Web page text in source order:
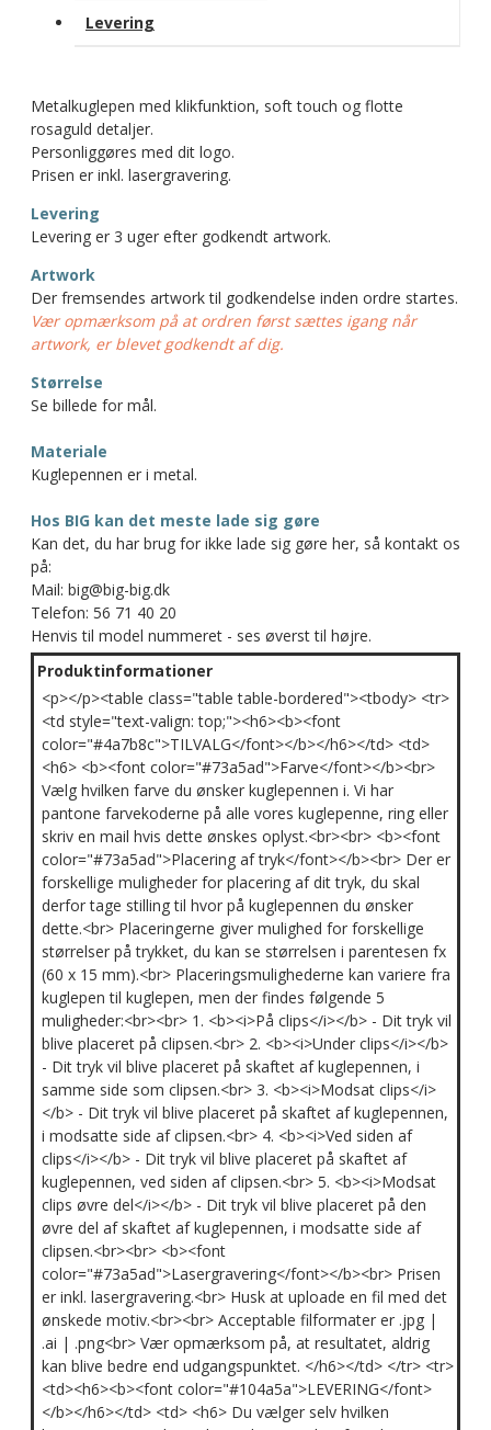
Levering
Metalkuglepen med klikfunktion, soft touch og flotte
rosaguld detaljer.
Personliggøres med dit logo.
Prisen er inkl. lasergravering.
Levering
Levering er 3 uger efter godkendt artwork.
Artwork
Der fremsendes artwork til godkendelse inden ordre startes.
Vær opmærksom på at ordren først sættes igang når
artwork, er blevet godkendt af dig.
Størrelse
Se billede for mål.
Materiale
Kuglepennen er i metal.
Hos BIG kan det meste lade sig gøre
Kan det, du har brug for ikke lade sig gøre her, så kontakt os
på:
Mail: big@big-big.dk
Telefon: 56 71 40 20
Henvis til model nummeret - ses øverst til højre.
Produktinformationer
<p></p><table class="table table-bordered"><tbody> <tr>
<td style="text-valign: top;"><h6><b><font
color="#4a7b8c">TILVALG</font></b></h6></td> <td>
<h6> <b><font color="#73a5ad">Farve</font></b><br>
Vælg hvilken farve du ønsker kuglepennen i. Vi har
pantone farvekoderne på alle vores kuglepenne, ring eller
skriv en mail hvis dette ønskes oplyst.<br><br> <b><font
color="#73a5ad">Placering af tryk</font></b><br> Der er
forskellige muligheder for placering af dit tryk, du skal
derfor tage stilling til hvor på kuglepennen du ønsker
dette.<br> Placeringerne giver mulighed for forskellige
størrelser på trykket, du kan se størrelsen i parentesen fx
(60 x 15 mm).<br> Placeringsmulighederne kan variere fra
kuglepen til kuglepen, men der findes følgende 5
muligheder:<br><br> 1. <b><i>På clips</i></b> - Dit tryk vil
blive placeret på clipsen.<br> 2. <b><i>Under clips</i></b>
- Dit tryk vil blive placeret på skaftet af kuglepennen, i
samme side som clipsen.<br> 3. <b><i>Modsat clips</i>
</b> - Dit tryk vil blive placeret på skaftet af kuglepennen,
i modsatte side af clipsen.<br> 4. <b><i>Ved siden af
clips</i></b> - Dit tryk vil blive placeret på skaftet af
kuglepennen, ved siden af clipsen.<br> 5. <b><i>Modsat
clips øvre del</i></b> - Dit tryk vil blive placeret på den
øvre del af skaftet af kuglepennen, i modsatte side af
clipsen.<br><br> <b><font
color="#73a5ad">Lasergravering</font></b><br> Prisen
er inkl. lasergravering.<br> Husk at uploade en fil med det
ønskede motiv.<br><br> Acceptable filformater er .jpg |
.ai | .png<br> Vær opmærksom på, at resultatet, aldrig
kan blive bedre end udgangspunktet. </h6></td> </tr> <tr>
<td><h6><b><font color="#104a5a">LEVERING</font>
</b></h6></td> <td> <h6> Du vælger selv hvilken